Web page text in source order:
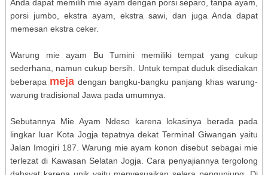
Anda dapat memilih mie ayam dengan porsi separo, tanpa ayam,
porsi jumbo, ekstra ayam, ekstra sawi, dan juga Anda dapat
memesan ekstra ceker.
Warung mie ayam Bu Tumini memiliki tempat yang cukup
sederhana, namun cukup bersih. Untuk tempat duduk disediakan
beberapa meja dengan bangku-bangku panjang khas warung-
warung tradisional Jawa pada umumnya.
Sebutannya Mie Ayam Ndeso karena lokasinya berada pada
lingkar luar Kota Jogja tepatnya dekat Terminal Giwangan yaitu
Jalan Imogiri 187. Warung mie ayam konon disebut sebagai mie
terlezat di Kawasan Selatan Jogja. Cara penyajiannya tergolong